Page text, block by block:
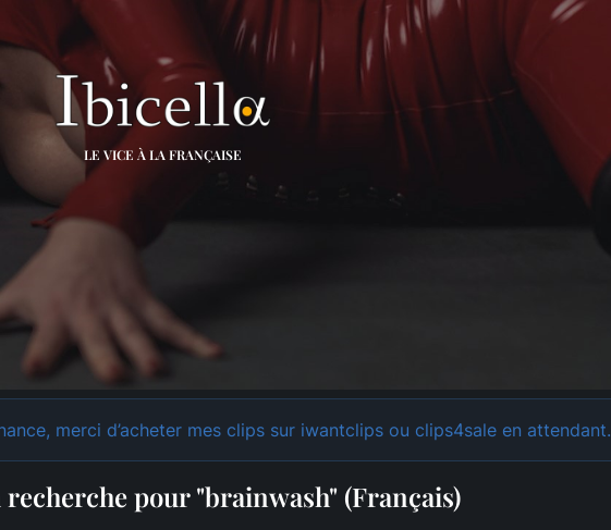
LE VICE À LA FRANÇAISE
merci d’acheter mes clips sur iwantclips ou clips4sale en attendant.
recherche pour "brainwash" (Français)